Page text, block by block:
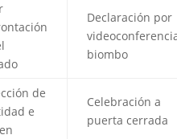
Declaración por
biombo
de
e
Celebración a
puerta cerrada